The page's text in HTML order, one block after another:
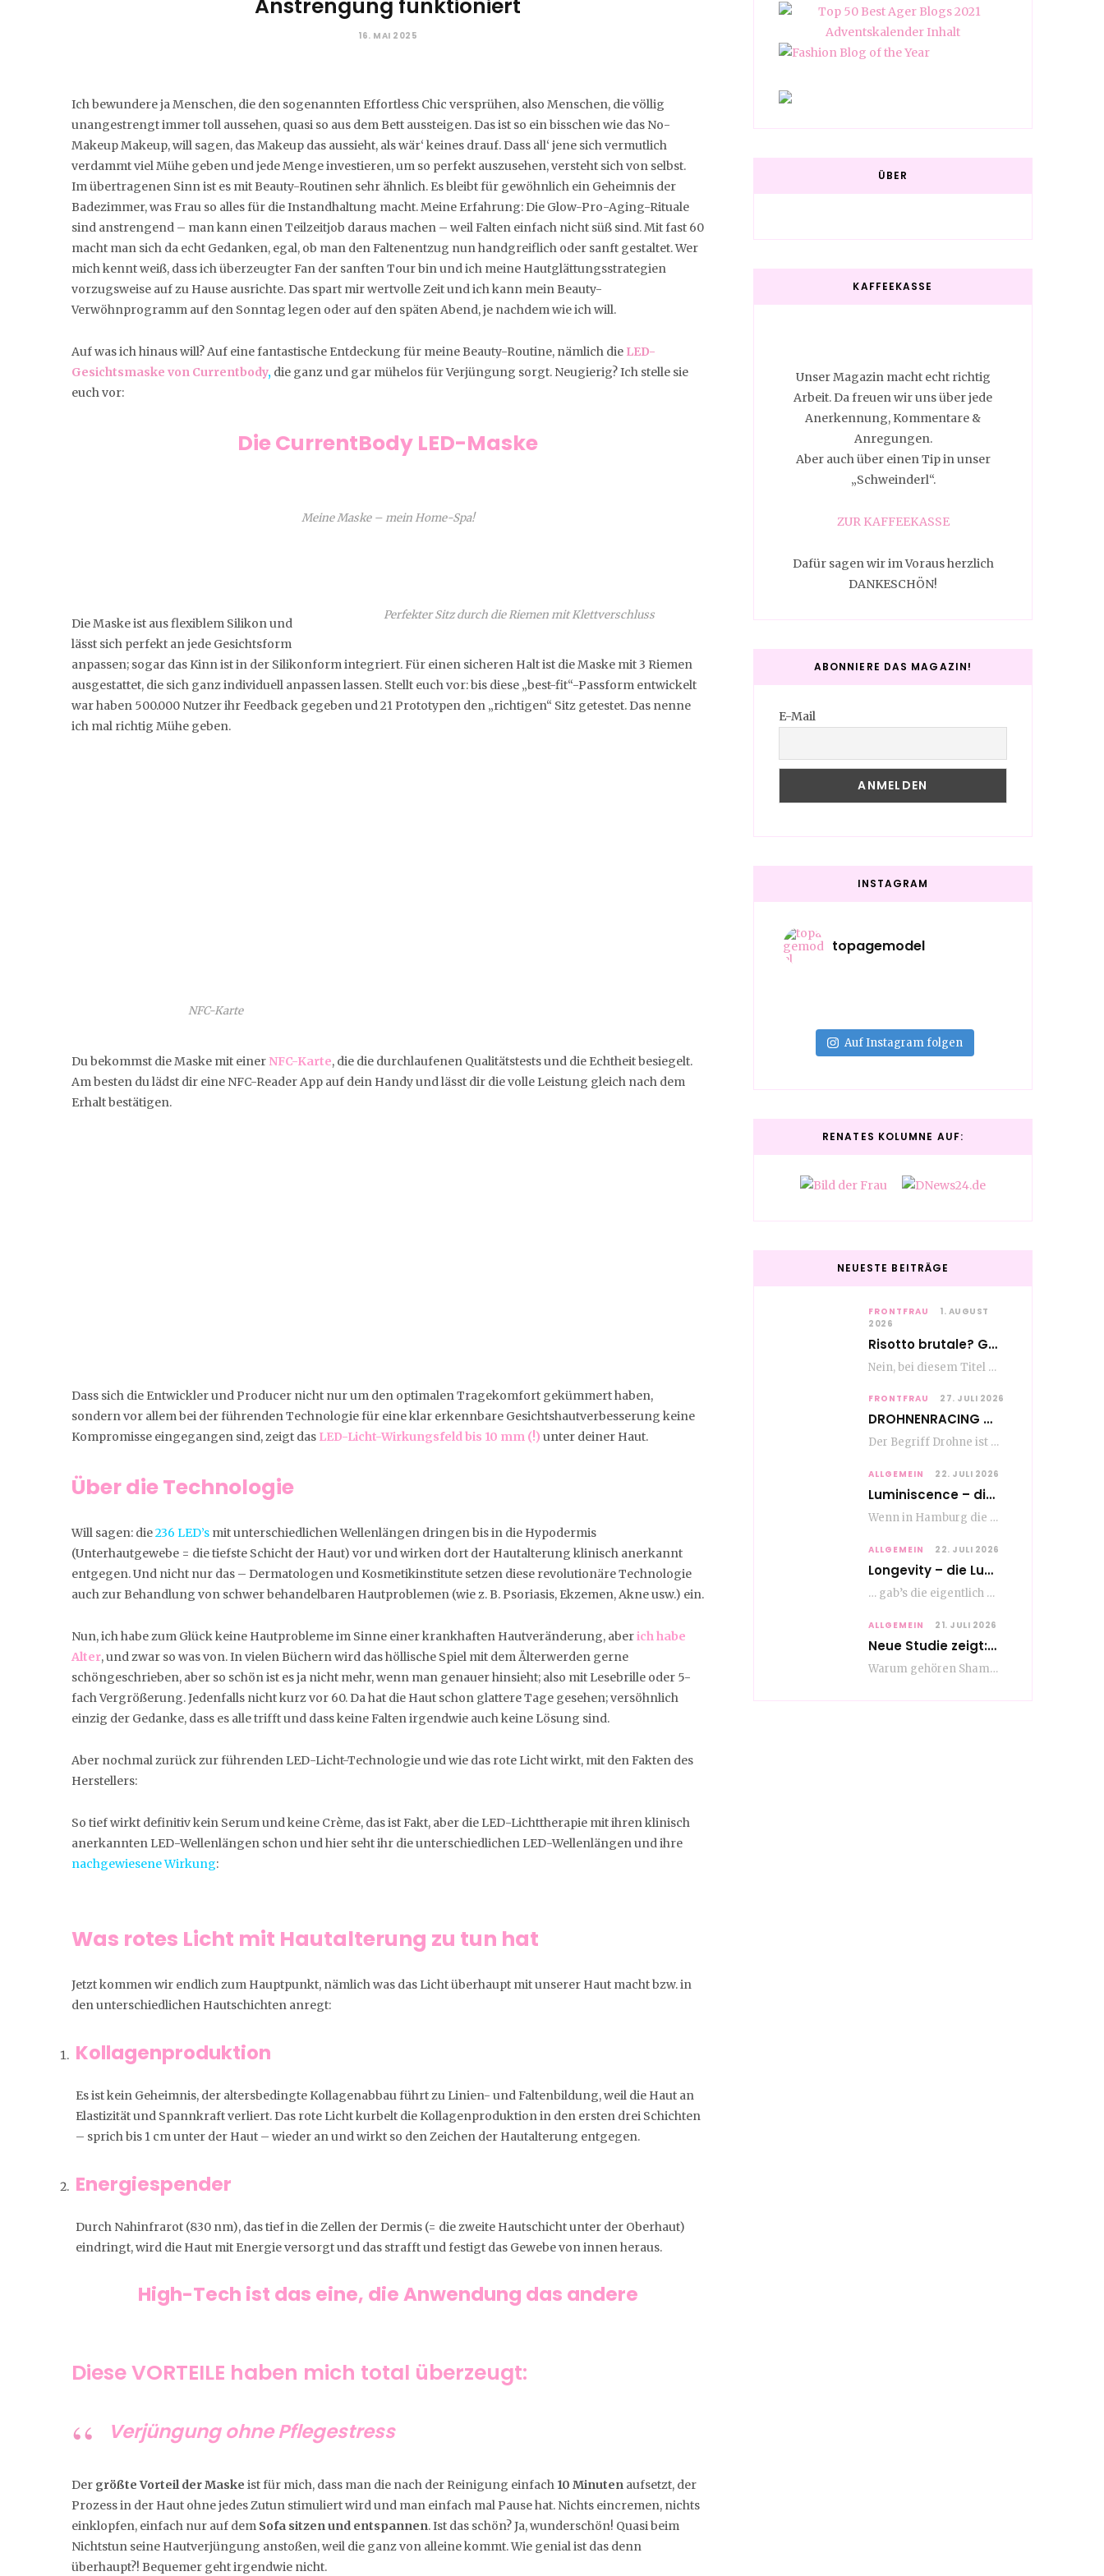
Anstrengung funktioniert
16. MAI 2025
Ich bewundere ja Menschen, die den sogenannten Effortless Chic versprühen, also Menschen, die völlig
unangestrengt immer toll aussehen, quasi so aus dem Bett aussteigen. Das ist so ein bisschen wie das No-
Makeup Makeup, will sagen, das Makeup das aussieht, als wär‘ keines drauf. Dass all‘ jene sich vermutlich
verdammt viel Mühe geben und jede Menge investieren, um so perfekt auszusehen, versteht sich von selbst.
Im übertragenen Sinn ist es mit Beauty-Routinen sehr ähnlich. Es bleibt für gewöhnlich ein Geheimnis der
Badezimmer, was Frau so alles für die Instandhaltung macht. Meine Erfahrung: Die Glow-Pro-Aging-Rituale
sind anstrengend – man kann einen Teilzeitjob daraus machen – weil Falten einfach nicht süß sind. Mit fast 60
macht man sich da echt Gedanken, egal, ob man den Faltenentzug nun handgreiflich oder sanft gestaltet. Wer
mich kennt weiß, dass ich überzeugter Fan der sanften Tour bin und ich meine Hautglättungsstrategien
vorzugsweise auf zu Hause ausrichte. Das spart mir wertvolle Zeit und ich kann mein Beauty-
Verwöhnprogramm auf den Sonntag legen oder auf den späten Abend, je nachdem wie ich will.
Auf was ich hinaus will? Auf eine fantastische Entdeckung für meine Beauty-Routine, nämlich die LED-
Gesichtsmaske von Currentbody, die ganz und gar mühelos für Verjüngung sorgt. Neugierig? Ich stelle sie
euch vor:
Die CurrentBody LED-Maske
Meine Maske – mein Home-Spa!
Perfekter Sitz durch die Riemen mit Klettverschluss
Die Maske ist aus flexiblem Silikon und
lässt sich perfekt an jede Gesichtsform
anpassen; sogar das Kinn ist in der Silikonform integriert. Für einen sicheren Halt ist die Maske mit 3 Riemen
ausgestattet, die sich ganz individuell anpassen lassen. Stellt euch vor: bis diese „best-fit“-Passform entwickelt
war haben 500.000 Nutzer ihr Feedback gegeben und 21 Prototypen den „richtigen“ Sitz getestet. Das nenne
ich mal richtig Mühe geben.
NFC-Karte
Du bekommst die Maske mit einerNFC-Karte, die die durchlaufenen Qualitätstests und die Echtheit besiegelt.
Am besten du lädst dir eine NFC-Reader App auf dein Handy und lässt dir die volle Leistung gleich nach dem
Erhalt bestätigen.
Dass sich die Entwickler und Producer nicht nur um den optimalen Tragekomfort gekümmert haben,
sondern vor allem bei der führenden Technologie für eine klar erkennbare Gesichtshautverbesserung keine
Kompromisse eingegangen sind, zeigt das LED-Licht-Wirkungsfeld bis 10 mm (!) unter deiner Haut.
Über die Technologie
Will sagen: die236 LED’s mit unterschiedlichen Wellenlängen dringen bis in die Hypodermis
(Unterhautgewebe = die tiefste Schicht der Haut) vor und wirken dort der Hautalterung klinisch anerkannt
entgegen. Und nicht nur das – Dermatologen und Kosmetikinstitute setzen diese revolutionäre Technologie
auch zur Behandlung von schwer behandelbaren Hautproblemen (wie z. B. Psoriasis, Ekzemen, Akne usw.) ein.
Nun, ich habe zum Glück keine Hautprobleme im Sinne einer krankhaften Hautveränderung, aberich habe
Alter, und zwar so was von. In vielen Büchern wird das höllische Spiel mit dem Älterwerden gerne
schöngeschrieben, aber so schön ist es ja nicht mehr, wenn man genauer hinsieht; also mit Lesebrille oder 5-
fach Vergrößerung. Jedenfalls nicht kurz vor 60. Da hat die Haut schon glattere Tage gesehen; versöhnlich
einzig der Gedanke, dass es alle trifft und dass keine Falten irgendwie auch keine Lösung sind.
Aber nochmal zurück zur führenden LED-Licht-Technologie und wie das rote Licht wirkt, mit den Fakten des
Herstellers:
So tief wirkt definitiv kein Serum und keine Crème, das ist Fakt, aber die LED-Lichttherapie mit ihren klinisch
anerkannten LED-Wellenlängen schon und hier seht ihr die unterschiedlichen LED-Wellenlängen und ihre
nachgewiesene Wirkung:
Was rotes Licht mit Hautalterung zu tun hat
Jetzt kommen wir endlich zum Hauptpunkt, nämlich was das Licht überhaupt mit unserer Haut macht bzw. in
den unterschiedlichen Hautschichten anregt:
Kollagenproduktion
Es ist kein Geheimnis, der altersbedingte Kollagenabbau führt zu Linien- und Faltenbildung, weil die Haut an
Elastizität und Spannkraft verliert. Das rote Licht kurbelt die Kollagenproduktion in den ersten drei Schichten
– sprich bis 1 cm unter der Haut – wieder an und wirkt so den Zeichen der Hautalterung entgegen.
Energiespender
Durch Nahinfrarot (830 nm), das tief in die Zellen der Dermis (= die zweite Hautschicht unter der Oberhaut)
eindringt, wird die Haut mit Energie versorgt und das strafft und festigt das Gewebe von innen heraus.
High-Tech ist das eine, die Anwendung das andere
Diese VORTEILE haben mich total überzeugt:
Verjüngung ohne Pflegestress
Der größte Vorteil der Maske ist für mich, dass man die nach der Reinigung einfach 10 Minuten aufsetzt, der
Prozess in der Haut ohne jedes Zutun stimuliert wird und man einfach mal Pause hat. Nichts eincremen, nichts
einklopfen, einfach nur auf dem Sofa sitzen und entspannen. Ist das schön? Ja, wunderschön! Quasi beim
Nichtstun seine Hautverjüngung anstoßen, weil die ganz von alleine kommt. Wie genial ist das denn
überhaupt?! Bequemer geht irgendwie nicht.
ÜBER
KAFFEEKASSE
Unser Magazin macht echt richtig
Arbeit. Da freuen wir uns über jede
Anerkennung, Kommentare &
Anregungen.
Aber auch über einen Tip in unser
„Schweinderl“.
ZUR KAFFEEKASSE
Dafür sagen wir im Voraus herzlich
DANKESCHÖN!
ABONNIERE DAS MAGAZIN!
E-Mail
INSTAGRAM
topagemodel
Auf Instagram folgen
RENATES KOLUMNE AUF:
NEUESTE BEITRÄGE
FRONTFRAU
1. AUGUST
2026
Risotto brutale? Glückwunsch Axel Milberg zum 70. Geburtstag
Nein, bei diesem Titel handelt es sich nicht um eine Kochshow, oder vielleicht doch etwas.…
FRONTFRAU 27. JULI 2026
DROHNENRACING – mehr als ein hipper Nischensport
Der Begriff Drohne ist seit den andauernden weltweiten Kriegshandlungen seit Jahren in aller Munde. Und…
ALLGEMEIN 22. JULI 2026
Luminiscence – die berauschende Macht von klingenden Bildern
Wenn in Hamburg die Mauern zu sprechen beginnen, dann ist es die unverwechselbare, tiefsonore Stimme…
ALLGEMEIN 22. JULI 2026
Longevity – die Lust am langen Leben
… gab’s die eigentlich schon vor Erfindung des ultimativen Trends? Keine Ahnung – ich glaube,…
ALLGEMEIN 21. JULI 2026
Neue Studie zeigt: Die Pflegeroutine gibt dem Alltag Struktur
Warum gehören Shampoo, Zahnpasta oder Gesichtscreme für die meisten Menschen in Europa ganz selbstverständlich zum…